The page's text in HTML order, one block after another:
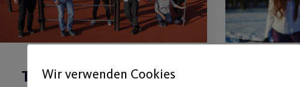
Terminangebot beim
Wir verwenden Cookies